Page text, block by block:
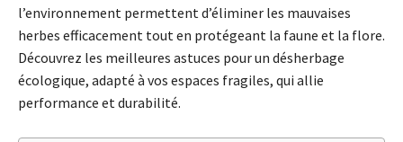
l’environnement permettent d’éliminer les mauvaises
herbes efficacement tout en protégeant la faune et la flore.
Découvrez les meilleures astuces pour un désherbage
écologique, adapté à vos espaces fragiles, qui allie
performance et durabilité.